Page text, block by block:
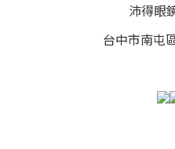
沛得眼
台中市南屯